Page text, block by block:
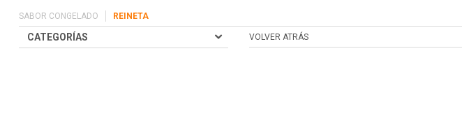
SABOR CONGELADO REINETA
CATEGORÍAS VOLVER ATRÁS